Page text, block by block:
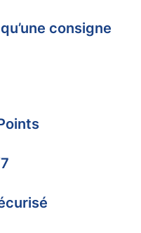
consigne